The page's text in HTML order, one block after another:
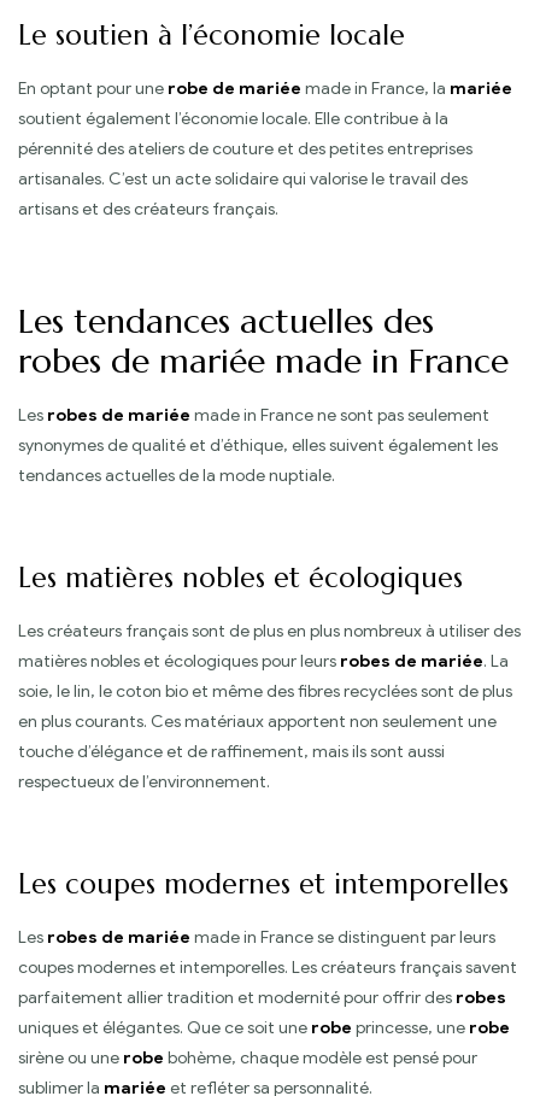
Le soutien à l’économie locale
En optant pour une robe de mariée made in France, la mariée
soutient également l’économie locale. Elle contribue à la
pérennité des ateliers de couture et des petites entreprises
artisanales. C’est un acte solidaire qui valorise le travail des
artisans et des créateurs français.
Les tendances actuelles des
robes de mariée made in France
Les robes de mariée made in France ne sont pas seulement
synonymes de qualité et d’éthique, elles suivent également les
tendances actuelles de la mode nuptiale.
Les matières nobles et écologiques
Les créateurs français sont de plus en plus nombreux à utiliser des
matières nobles et écologiques pour leurs robes de mariée. La
soie, le lin, le coton bio et même des fibres recyclées sont de plus
en plus courants. Ces matériaux apportent non seulement une
touche d’élégance et de raffinement, mais ils sont aussi
respectueux de l’environnement.
Les coupes modernes et intemporelles
Les robes de mariée made in France se distinguent par leurs
coupes modernes et intemporelles. Les créateurs français savent
parfaitement allier tradition et modernité pour offrir des robes
uniques et élégantes. Que ce soit une robe princesse, une robe
sirène ou une robe bohème, chaque modèle est pensé pour
sublimer la mariée et refléter sa personnalité.